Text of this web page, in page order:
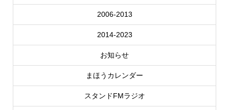
2006-2013
2014-2023
お知らせ
まほうカレンダー
スタンドFMラジオ